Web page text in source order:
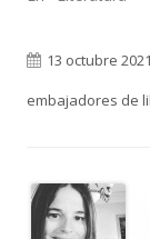
Publicado
el
13 octubre 2021
embajadores de